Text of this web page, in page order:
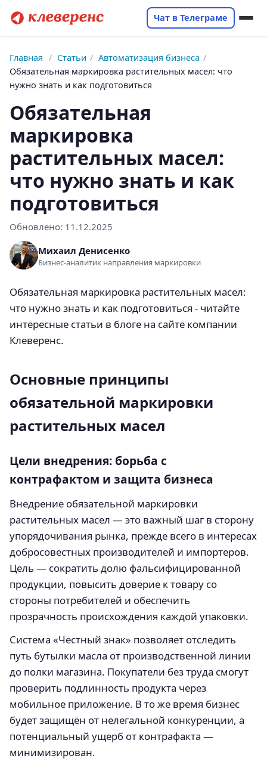
Чат в Телеграме
Главная / Статьи / Автоматизация бизнеса /
Обязательная маркировка растительных масел: что
нужно знать и как подготовиться
Обязательная
маркировка
растительных масел:
что нужно знать и как
подготовиться
Обновлено: 11.12.2025
Михаил Денисенко
Бизнес-аналитик направления маркировки
Обязательная маркировка растительных масел:
что нужно знать и как подготовиться - читайте
интересные статьи в блоге на сайте компании
Клеверенс.
Основные принципы
обязательной маркировки
растительных масел
Цели внедрения: борьба с
контрафактом и защита бизнеса
Внедрение обязательной маркировки
растительных масел — это важный шаг в сторону
упорядочивания рынка, прежде всего в интересах
добросовестных производителей и импортеров.
Цель — сократить долю фальсифицированной
продукции, повысить доверие к товару со
стороны потребителей и обеспечить
прозрачность происхождения каждой упаковки.
Система «Честный знак» позволяет отследить
путь бутылки масла от производственной линии
до полки магазина. Покупатели без труда смогут
проверить подлинность продукта через
мобильное приложение. В то же время бизнес
будет защищён от нелегальной конкуренции, а
потенциальный ущерб от контрафакта —
минимизирован.